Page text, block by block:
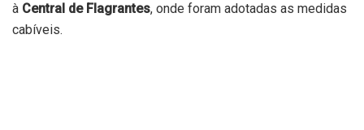
à Central de Flagrantes, onde foram adotadas as medidas
cabíveis.